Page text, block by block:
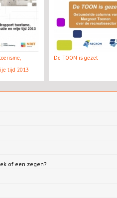
tijd 2013
De TOON is gezet
of een zegen?